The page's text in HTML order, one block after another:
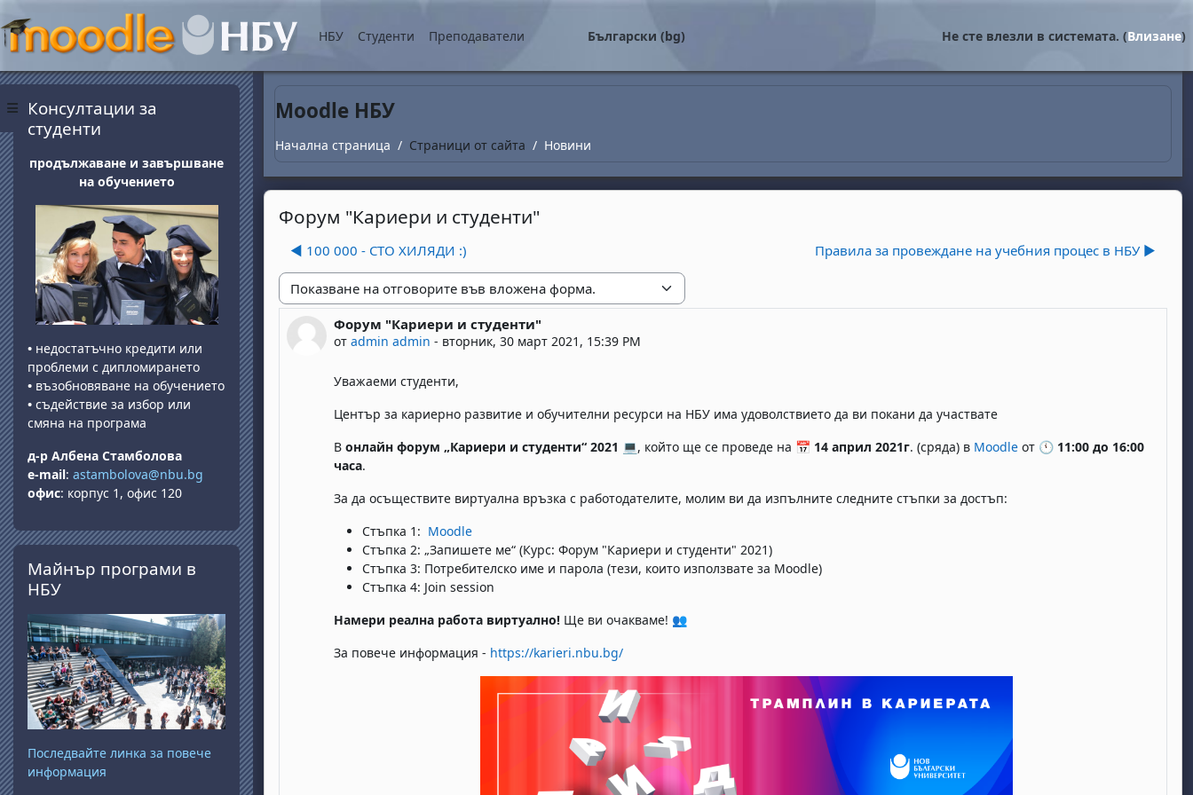
Прескочи на основното съдържание
Страничен панел
НБУ Студенти Преподаватели Български ‎(bg)‎ Не сте влезли в системата. (Влизане)
Moodle НБУ
Начална страница Страници от сайта Новини
Форум "Кариери и студенти"
◀︎ 100 000 - СТО ХИЛЯДИ :) Правила за провеждане на учебния процес в НБУ ▶︎
Начин на показване
Форум "Кариери и студенти"
от admin admin - вторник, 30 март 2021, 15:39 PM
Number of replies: 0
Уважаеми студенти,
Център за кариерно развитие и обучителни ресурси на НБУ има удоволствието да ви покани да участвате
В онлайн форум „Кариери и студенти“ 2021 💻, който ще се проведе на 📅 14 април 2021г. (сряда) в Moodle от 🕚 11:00 до 16:00
часа.
За да осъществите виртуална връзка с работодателите, молим ви да изпълните следните стъпки за достъп:
Стъпка 1: Moodle
Стъпка 2: „Запишете ме“ (Курс: Форум "Кариери и студенти" 2021)
Стъпка 3: Потребителско име и парола (тези, които използвате за Moodle)
Стъпка 4: Join session
Намери реална работа виртуално! Ще ви очакваме! 👥
За повече информация - https://karieri.nbu.bg/
Блокове
Консултации за
студенти
продължаване и завършване
на обучението
• недостатъчно кредити или
проблеми с дипломирането
• възобновяване на обучението
• съдействие за избор или
смяна на програма
д-р Албена Стамболова
e-mail: astambolova@nbu.bg
офис: корпус 1, офис 120
Прескочи Майнър програми в НБУ
Майнър програми в
НБУ
Последвайте линка за повече
информация